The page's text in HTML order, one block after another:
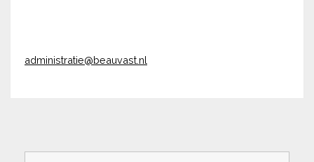
administratie@beauvast.nl